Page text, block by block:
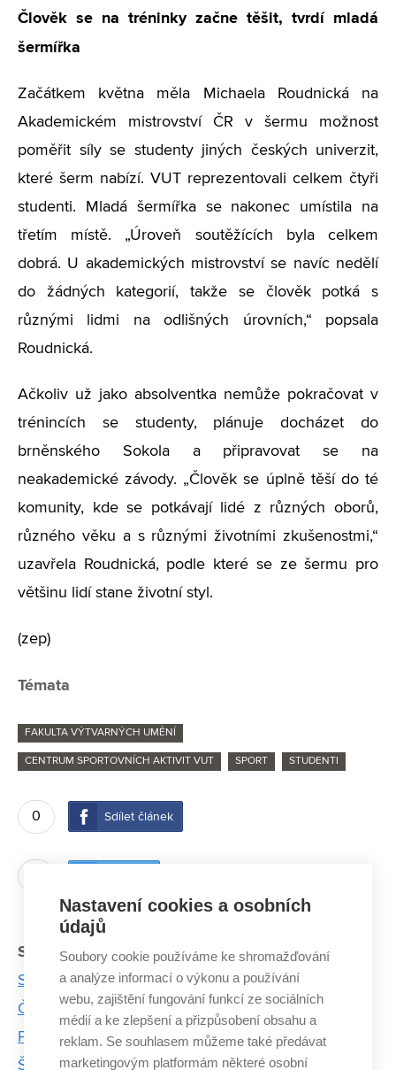
Člověk se na tréninky začne těšit, tvrdí mladá
šermířka
Začátkem května měla Michaela Roudnická na
Akademickém mistrovství ČR v šermu možnost
poměřit síly se studenty jiných českých univerzit,
které šerm nabízí. VUT reprezentovali celkem čtyři
studenti. Mladá šermířka se nakonec umístila na
třetím místě. „Úroveň soutěžících byla celkem
dobrá. U akademických mistrovství se navíc nedělí
do žádných kategorií, takže se člověk potká s
různými lidmi na odlišných úrovních,“ popsala
Roudnická.
Ačkoliv už jako absolventka nemůže pokračovat v
trénincích se studenty, plánuje docházet do
brněnského Sokola a připravovat se na
neakademické závody. „Člověk se úplně těší do té
komunity, kde se potkávají lidé z různých oborů,
různého věku a s různými životními zkušenostmi,“
uzavřela Roudnická, podle které se ze šermu pro
většinu lidí stane životní styl.
(zep)
Témata
FAKULTA VÝTVARNÝCH UMĚNÍ
CENTRUM SPORTOVNÍCH AKTIVIT VUT SPORT STUDENTI
0 Sdílet článek
Související články:
Studenti VUT zvítězili na Akademickém mistrovství
ČR v baseballu. Hráli spolu přitom poprvé
Petra Velová: Veslováním se mi splnil dětský sen
Šest akademických mistrů ČR pochází z brněnské
Nastavení cookies a osobních
údajů
Soubory cookie používáme ke shromažďování
a analýze informací o výkonu a používání
webu, zajištění fungování funkcí ze sociálních
médií a ke zlepšení a přizpůsobení obsahu a
reklam. Se souhlasem můžeme také předávat
marketingovým platformám některé osobní